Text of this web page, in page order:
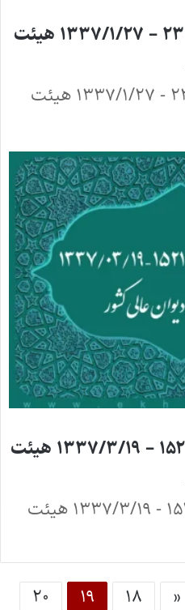
رأی وحدت رویه شماره ۲۳۰ – ۱۳۳۷/۱/۲۷ هیئت
رأی وحدت رویه شماره ۲۳۰ - ۱۳۳۷/۱/۲۷ هیئت
رأی وحدت رویه شماره ۱۵۲۱ – ۱۳۳۷/۳/۱۹ هیئت
رأی وحدت رویه شماره ۱۵۲۱ - ۱۳۳۷/۳/۱۹ هیئت
« ۱۸ ۱۹
۲۰